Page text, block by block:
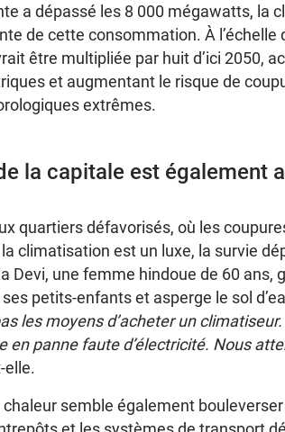
a dépassé les 8 000 mégawatts, la
de cette consommation. À l’échelle
être multipliée par huit d’ici 2050,
et augmentant le risque de
extrêmes.
la capitale est également
quartiers défavorisés, où les
climatisation est un luxe, la survie
Devi, une femme hindoue de 60 ans,
petits-enfants et asperge le sol
les moyens d’acheter un
en panne faute d’électricité. Nous
elle.
semble également bouleverser